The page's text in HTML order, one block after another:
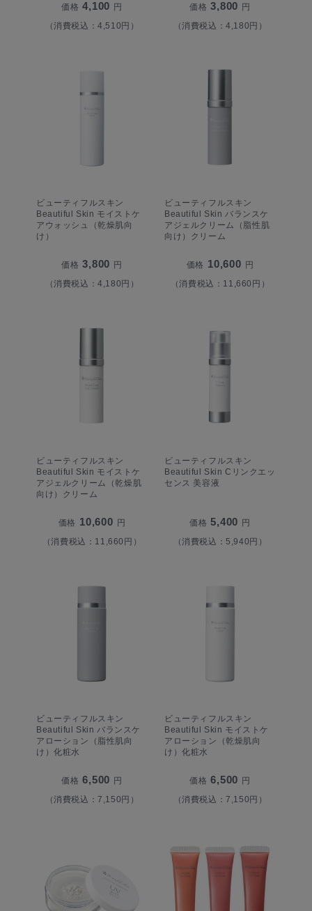
価格 4,100 円
（消費税込：4,510円）
価格 3,800 円
（消費税込：4,180円）
ビューティフルスキン
Beautiful Skin モイストケ
アウォッシュ（乾燥肌向
け）
価格 3,800 円
（消費税込：4,180円）
ビューティフルスキン
Beautiful Skin バランスケ
アジェルクリーム（脂性肌
向け）クリーム
価格 10,600 円
（消費税込：11,660円）
ビューティフルスキン
Beautiful Skin モイストケ
アジェルクリーム（乾燥肌
向け）クリーム
価格 10,600 円
（消費税込：11,660円）
ビューティフルスキン
Beautiful Skin Cリンクエッ
センス 美容液
価格 5,400 円
（消費税込：5,940円）
ビューティフルスキン
Beautiful Skin バランスケ
アローション（脂性肌向
け）化粧水
価格 6,500 円
（消費税込：7,150円）
ビューティフルスキン
Beautiful Skin モイストケ
アローション（乾燥肌向
け）化粧水
価格 6,500 円
（消費税込：7,150円）